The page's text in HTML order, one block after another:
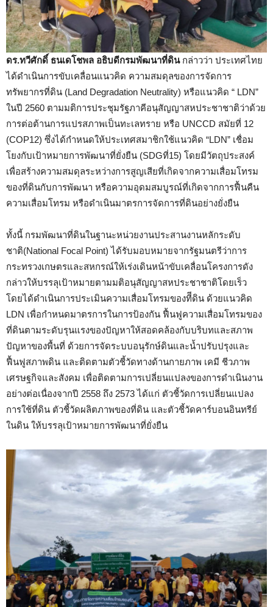
ดร.ทวีศักดิ์ ธนเดโชพล อธิบดีกรมพัฒนาที่ดินกล่าวว่า ประเทศไทย
ได้ดำเนินการขับเคลื่อนแนวคิด ความสมดุลของการจัดการ
ทรัพยากรที่ดิน (Land Degradation Neutrality) หรือแนวคิด “ LDN”
ในปี 2560 ตามมติการประชุมรัฐภาคีอนุสัญญาสหประชาชาติว่าด้วย
การต่อต้านการแปรสภาพเป็นทะเลทราย หรือ UNCCD สมัยที่ 12
(COP12) ซึ่งได้กำหนดให้ประเทศสมาชิกใช้แนวคิด “LDN” เชื่อม
โยงกับเป้าหมายการพัฒนาที่ยั่งยืน (SDGที่15) โดยมีวัตถุประสงค์
เพื่อสร้างความสมดุลระหว่างการสูญเสียที่เกิดจากความเสื่อมโทรม
ของที่ดินกับการพัฒนา หรือความอุดมสมบูรณ์ที่เกิดจากการฟื้นคืน
ความเสื่อมโทรม หรือดำเนินมาตรการจัดการที่ดินอย่างยั่งยืน
​​ทั้งนี้ กรมพัฒนาที่ดินในฐานะหน่วยงานประสานงานหลักระดับ
ชาติ(National Focal Point) ได้รับมอบหมายจากรัฐมนตรีว่าการ
กระทรวงเกษตรและสหกรณ์ให้เร่งเดินหน้าขับเคลื่อนโครงการดัง
กล่าวให้บรรลุเป้าหมายตามมติอนุสัญญาสหประชาชาติโดยเร็ว
โดยได้ดำเนินการประเมินความเสื่อมโทรมของทีีดิน ด้วยแนวคิด
LDN เพื่อกำหนดมาตรการในการป้องกัน ฟื้นฟูความเสื่อมโทรมของ
ที่ดินตามระดับรุนแรงของปัญหาให้สอดคล้องกับบริบทและสภาพ
ปัญหาของพื้นที่ ด้วยการจัดระบบอนุรักษ์ดินและน้ำปรับปรุงและ
ฟื้นฟูสภาพดิน และติดตามตัวชี้วัดทางด้านกายภาพ เคมี ชีวภาพ
เศรษฐกิจและสังคม เพื่อติดตามการเปลี่ยนแปลงของการดำเนินงาน
อย่างต่อเนื่องจากปี 2558 ถึง 2573 ได้แก่ ตัวชี้วัดการเปลี่ยนแปลง
การใช้ที่ดิน ตัวชี้วัดผลิตภาพของที่ดิน และตัวชี้วัดคาร์บอนอินทรีย์
ในดิน ให้บรรลุเป้าหมายการพัฒนาที่ยั่งยืน